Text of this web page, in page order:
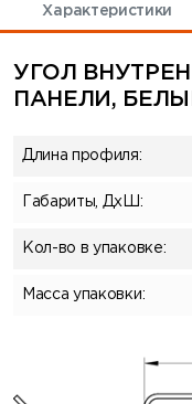
Характеристики
УГОЛ
ПАНЕЛИ,
Длина профиля:
Габариты, ДхШ:
Кол-во в упаковке:
Масса упаковки: